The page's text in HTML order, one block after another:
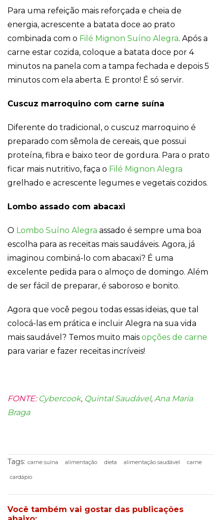
Para uma refeição mais reforçada e cheia de
energia, acrescente a batata doce ao prato
combinada com o Filé Mignon Suíno Alegra. Após a
carne estar cozida, coloque a batata doce por 4
minutos na panela com a tampa fechada e depois 5
minutos com ela aberta. E pronto! É só servir.
Cuscuz marroquino com carne suína
Diferente do tradicional, o cuscuz marroquino é
preparado com sêmola de cereais, que possui
proteína, fibra e baixo teor de gordura. Para o prato
ficar mais nutritivo, faça o Filé Mignon Alegra
grelhado e acrescente legumes e vegetais cozidos.
Lombo assado com abacaxi
O Lombo Suíno Alegra assado é sempre uma boa
escolha para as receitas mais saudáveis. Agora, já
imaginou combiná-lo com abacaxi? É uma
excelente pedida para o almoço de domingo. Além
de ser fácil de preparar, é saboroso e bonito.
Agora que você pegou todas essas ideias, que tal
colocá-las em prática e incluir Alegra na sua vida
mais saudável? Temos muito mais opções de carne
para variar e fazer receitas incríveis!
FONTE: Cybercook, Quintal Saudável, Ana Maria
Braga
Tags: carne suína alimentação dieta alimentação saudável carne
cardápio
Você também vai gostar das publicações